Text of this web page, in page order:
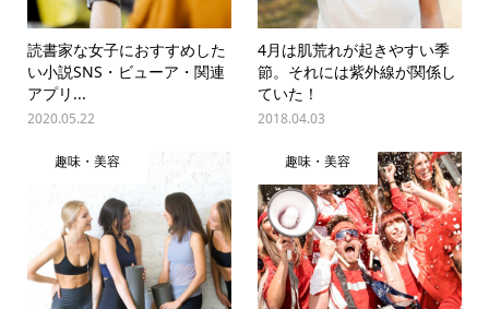
読書家な女子におすすめした
い小説SNS・ビューア・関連
アプリ...
2020.05.22
4月は肌荒れが起きやすい季
節。それには紫外線が関係し
ていた！
2018.04.03
趣味・美容 趣味・美容